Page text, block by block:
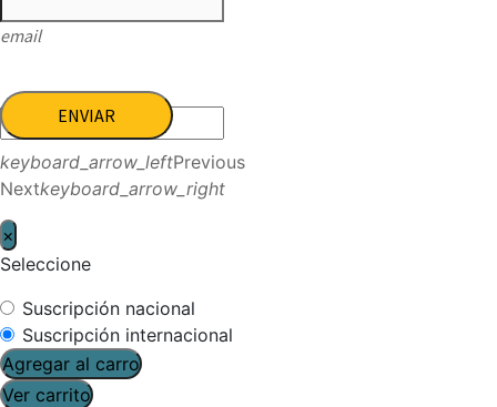
email
ENVIAR
keyboard_arrow_leftPrevious
Nextkeyboard_arrow_right
×
Seleccione
Suscripción nacional
Suscripción internacional
Agregar al carro
Ver carrito